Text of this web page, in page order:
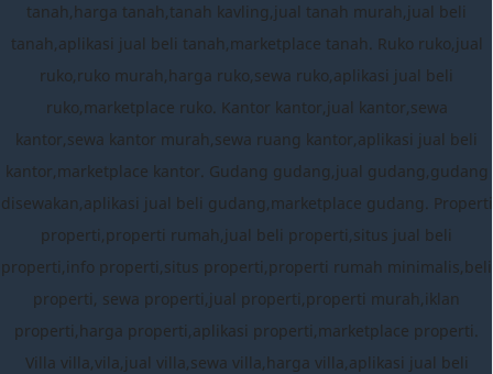
tanah,harga tanah,tanah kavling,jual tanah murah,jual beli
tanah,aplikasi jual beli tanah,marketplace tanah. Ruko ruko,jual
ruko,ruko murah,harga ruko,sewa ruko,aplikasi jual beli
ruko,marketplace ruko. Kantor kantor,jual kantor,sewa
kantor,sewa kantor murah,sewa ruang kantor,aplikasi jual beli
kantor,marketplace kantor. Gudang gudang,jual gudang,gudang
disewakan,aplikasi jual beli gudang,marketplace gudang. Properti
properti,properti rumah,jual beli properti,situs jual beli
properti,info properti,situs properti,properti rumah minimalis,beli
properti, sewa properti,jual properti,properti murah,iklan
properti,harga properti,aplikasi properti,marketplace properti.
Villa villa,vila,jual villa,sewa villa,harga villa,aplikasi jual beli